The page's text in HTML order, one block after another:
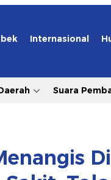
Internasional
Suara